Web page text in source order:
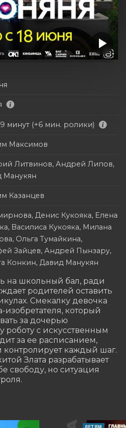
минут (+6 мин. ролики)
Максимов
Литвинов, Андрей Липов,
Манукян
Казанцев
Денис Кукояка, Елена
Василиса Кукояка, Милана
Ольга Тумайкина,
Зайцев, Андрей Пынзару,
Конкин, Давид Манукян
на школьный бал, ради
родителей оставить
Смекалку девочка
изобретателя, который
за дочерью
роботу с искусственным
за ее расписанием,
контролирует каждый шаг.
Злата разрабатывает
свободу, но ситуация